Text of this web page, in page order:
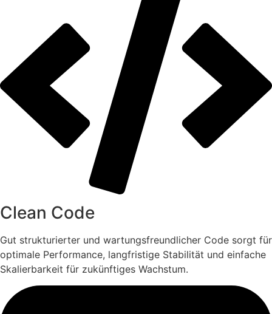
Clean Code
Gut strukturierter und wartungsfreundlicher Code sorgt für
optimale Performance, langfristige Stabilität und einfache
Skalierbarkeit für zukünftiges Wachstum.